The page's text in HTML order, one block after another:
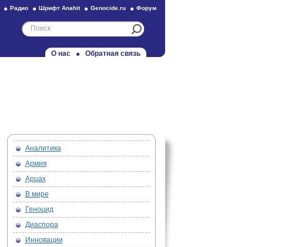
Радио Шрифт Anahit Genocide.ru Форум
О нас Обратная связь
Аналитика
Армия
Арцах
В мире
Геноцид
Диаспора
Инновации